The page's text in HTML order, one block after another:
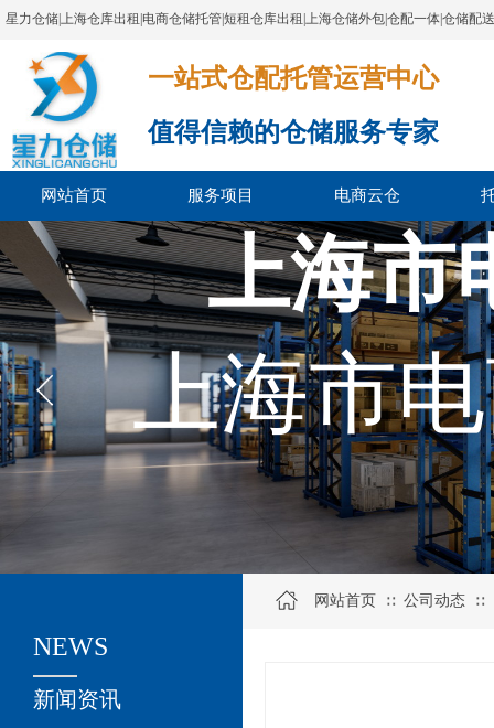
星力仓储|上海仓库出租|电商仓储托管|短租仓库出租|上海仓储外包|仓配一体|仓储配
一站式仓配托管运营中心​​​​​​​​​​​​​​​​​
值得信赖的仓储服务专家
网站首页 服务项目 电商云仓
上海市
上海市
关于我们
新闻资讯
NEWS
网站首页 ∷ 公司动态 ∷